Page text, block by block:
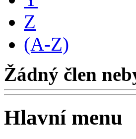
Z
(A-Z)
Žádný člen
Hlavní menu